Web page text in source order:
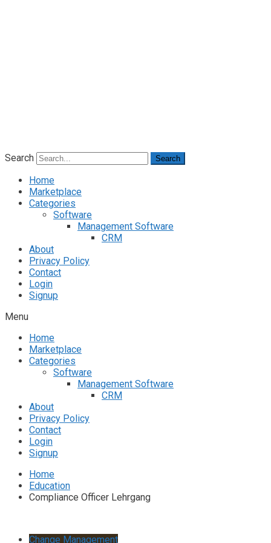
Search Search
Home
Marketplace
Categories
Software
Management Software
CRM
About
Privacy Policy
Contact
Login
Signup
Menu
Home
Marketplace
Categories
Software
Management Software
CRM
About
Privacy Policy
Contact
Login
Signup
Home
Education
Compliance Officer Lehrgang
Change Management